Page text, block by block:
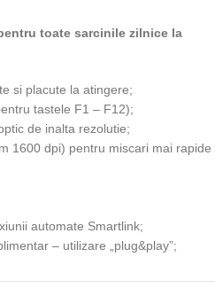
toate sarcinile zilnice la
si placute la atingere;
tastele F1 – F12);
de inalta rezolutie;
1600 dpi) pentru miscari mai rapide
automate Smartlink;
– utilizare „plug&play”;